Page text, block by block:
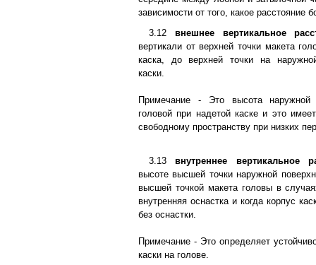
зависимости от того, какое расстояние
3.12 внешнее вертикальное
вертикали от верхней точки макета
каска, до верхней точки на
каски.
Примечание - Это высота наружной
головой при надетой каске и это
свободному пространству при низких
3.13внутреннее вертикальное
высоте высшей точки наружной
высшей точкой макета головы в
внутренняя оснастка и когда корпус
без оснастки.
Примечание - Это определяет
каски на голове.